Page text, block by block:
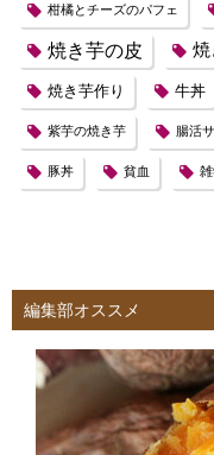
柑橘とチーズのパフェ
焼き芋の皮 焼
焼き芋作り 牛丼
紫芋の焼き芋 腸活
豚丼 貧血
編集部オススメ